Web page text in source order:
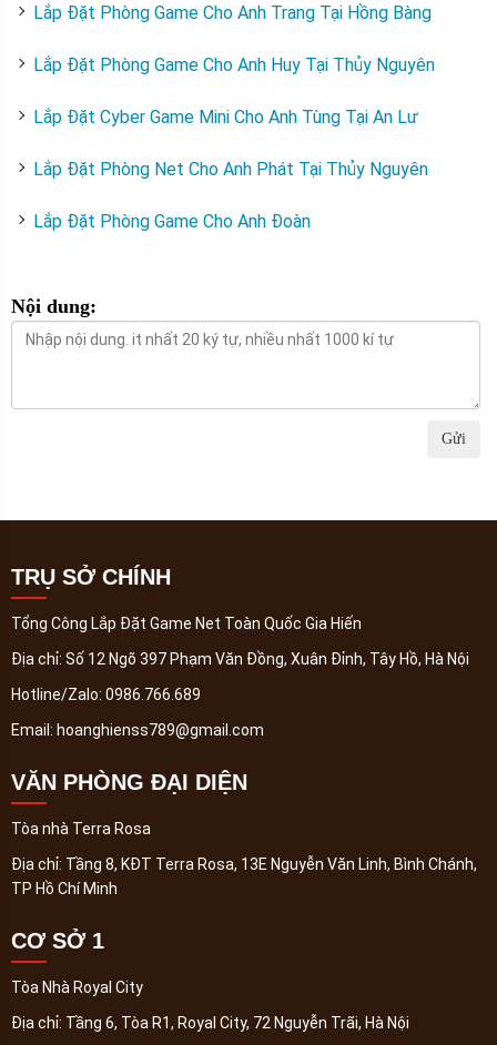
Lắp Đặt Phòng Game Cho Anh Trang Tại Hồng Bàng
Lắp Đặt Phòng Game Cho Anh Huy Tại Thủy Nguyên
Lắp Đặt Cyber Game Mini Cho Anh Tùng Tại An Lư
Lắp Đặt Phòng Net Cho Anh Phát Tại Thủy Nguyên
Lắp Đặt Phòng Game Cho Anh Đoàn
Nội dung:
Gửi
TRỤ SỞ CHÍNH
Tổng Công Lắp Đặt Game Net Toàn Quốc Gia Hiến
Địa chỉ: Số 12 Ngõ 397 Phạm Văn Đồng, Xuân Đỉnh, Tây Hồ, Hà Nội
Hotline/Zalo: 0986.766.689
Email: hoanghienss789@gmail.com
VĂN PHÒNG ĐẠI DIỆN
Tòa nhà Terra Rosa
Địa chỉ: Tầng 8, KĐT Terra Rosa, 13E Nguyễn Văn Linh, Bình Chánh,
TP Hồ Chí Minh
CƠ SỞ 1
Tòa Nhà Royal City
Địa chỉ: Tầng 6, Tòa R1, Royal City, 72 Nguyễn Trãi, Hà Nội